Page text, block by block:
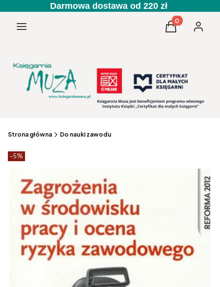
Darmowa dostawa od 220 zł
Menu Produkty w
Koszyk
Strona główna Do nauki zawodu
Etykiety produktu
-5%